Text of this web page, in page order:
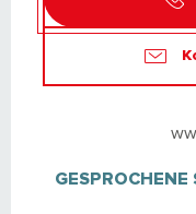
GESPROCHENE
GESPROCHENE